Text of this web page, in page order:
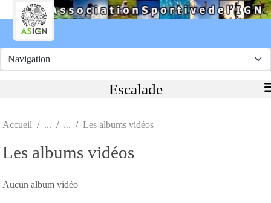
Escalade
Accueil Les albums vidéos
Les albums vidéos
Aucun album vidéo
Panneau de gestion des cookies